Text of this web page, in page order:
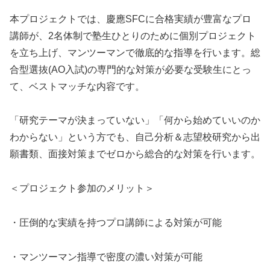
本プロジェクトでは、慶應SFCに合格実績が豊富なプロ
講師が、2名体制で塾生ひとりのために個別プロジェクト
を立ち上げ、マンツーマンで徹底的な指導を行います。総
合型選抜(AO入試)の専門的な対策が必要な受験生にとっ
て、ベストマッチな内容です。
「研究テーマが決まっていない」「何から始めていいのか
わからない」という方でも、自己分析＆志望校研究から出
願書類、面接対策までゼロから総合的な対策を行います。
＜プロジェクト参加のメリット＞
・圧倒的な実績を持つプロ講師による対策が可能
・マンツーマン指導で密度の濃い対策が可能